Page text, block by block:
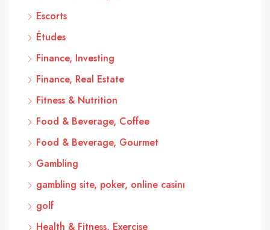
Escorts
Études
Finance, Investing
Finance, Real Estate
Fitness & Nutrition
Food & Beverage, Coffee
Food & Beverage, Gourmet
Gambling
gambling site, poker, online casinı
golf
Health & Fitness, Exercise